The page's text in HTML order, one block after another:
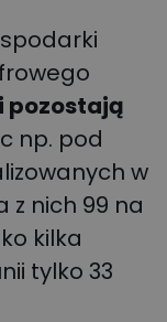
pozostają
np. pod
w
z nich 99 na
kilka
tylko 33